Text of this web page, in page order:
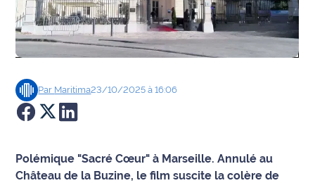
Sports
Société
Économie
Emploi
Par Maritima23/10/2025 à 16:06
Polémique "Sacré Cœur" à Marseille. Annulé au
Château de la Buzine, le film suscite la colère de